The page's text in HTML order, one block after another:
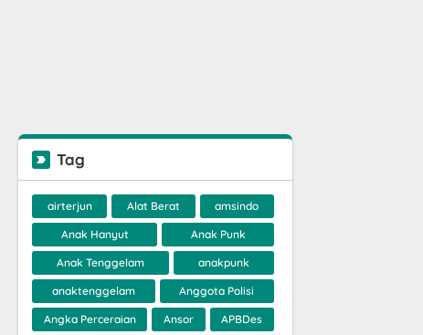
Tag
airterjun Alat Berat amsindo
Anak Hanyut Anak Punk
Anak Tenggelam anakpunk
anaktenggelam Anggota Polisi
Angka Perceraian Ansor APBDes